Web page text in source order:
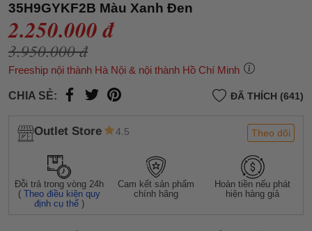
35H9GYKF2B Màu Xanh Đen
2.250.000 đ
3.950.000 đ
Freeship nội thành Hà Nội & nội thành Hồ Chí Minh
CHIA SẺ: ĐÃ THÍCH (641)
Outlet Store 4.5 Theo dõi
Đỗi trả trong vòng 24h
(Theo điều kiện quy
định cụ thể )
Cam kết sản phẩm
chính hãng
Hoàn tiền nếu phát
hiện hàng giả